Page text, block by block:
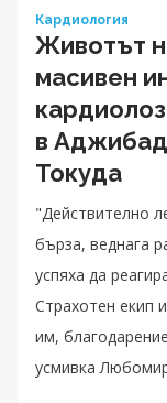
Кардиология
Животът
масивен
в
Токуда
"Действително
бърза, веднага
успяха да
Страхотен екип
им,
усмивка